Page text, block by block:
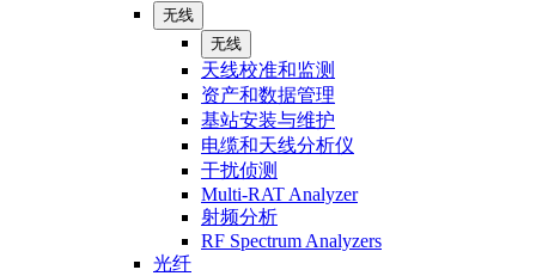
无线
无线
天线校准和监测
资产和数据管理
基站安装与维护
电缆和天线分析仪
干扰侦测
Multi-RAT Analyzer
射频分析
RF Spectrum Analyzers
光纤